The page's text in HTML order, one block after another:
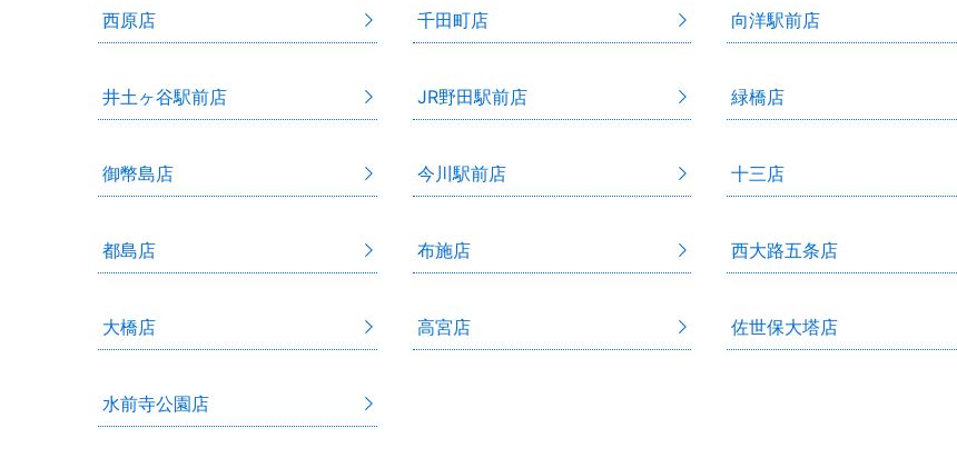
西原店 千田町店 向洋駅前店
井土ヶ谷駅前店 JR野田駅前店 緑橋店
御幣島店 今川駅前店 十三店
都島店 布施店 西大路五条店
大橋店 高宮店 佐世保大塔店
水前寺公園店